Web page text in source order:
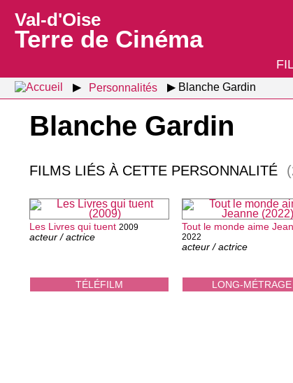
Val-d'Oise
Terre de Cinéma
Personnalités Blanche Gardin
Blanche Gardin
FILMS LIÉS À CETTE PERSONNALITÉ
TÉLÉFILM
Les Livres qui tuent 2009
acteur / actrice
LONG-MÉTRAGE
Tout le monde aime
2022
acteur / actrice